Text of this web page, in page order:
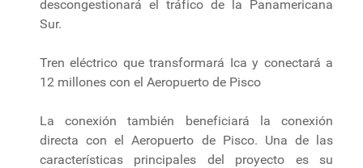
descongestionará el tráfico de la Panamericana
Sur.
Tren eléctrico que transformará Ica y conectará a
12 millones con el Aeropuerto de Pisco
La conexión también beneficiará la conexión
directa con el Aeropuerto de Pisco. Una de las
características principales del proyecto es su